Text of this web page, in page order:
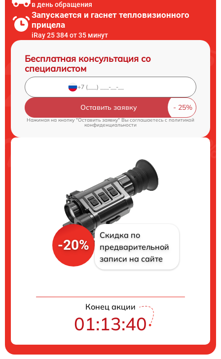
в день обращения
Запускается и гаснет тепловизионного
прицела
iRay 25 384 от 35 минут
Бесплатная консультация со
специалистом
Оставить заявку
Нажимая на кнопку "Оставить заявку" Вы соглашаетесь cполитикой
конфиденциальности
-20%
Скидка по
предварительной
записи на сайте
Конец акции
01:13:40